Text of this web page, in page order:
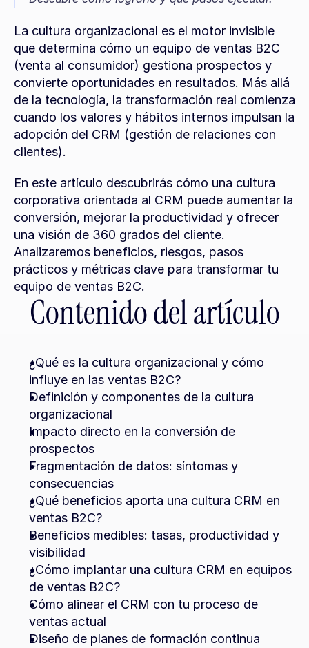
La cultura organizacional es el motor invisible
que determina cómo un equipo de ventas B2C
(venta al consumidor) gestiona prospectos y
convierte oportunidades en resultados. Más allá
de la tecnología, la transformación real comienza
cuando los valores y hábitos internos impulsan la
adopción del CRM (gestión de relaciones con
clientes).
En este artículo descubrirás cómo una cultura
corporativa orientada al CRM puede aumentar la
conversión, mejorar la productividad y ofrecer
una visión de 360 grados del cliente.
Analizaremos beneficios, riesgos, pasos
prácticos y métricas clave para transformar tu
equipo de ventas B2C.
Contenido del artículo
¿Qué es la cultura organizacional y cómo
influye en las ventas B2C?
Definición y componentes de la cultura
organizacional
Impacto directo en la conversión de
prospectos
Fragmentación de datos: síntomas y
consecuencias
¿Qué beneficios aporta una cultura CRM en
ventas B2C?
Beneficios medibles: tasas, productividad y
visibilidad
¿Cómo implantar una cultura CRM en equipos
de ventas B2C?
Cómo alinear el CRM con tu proceso de
ventas actual
Diseño de planes de formación continua